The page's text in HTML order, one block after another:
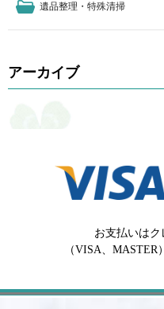
遺品整理・特殊清掃
アーカイブ
お支払いは
（VISA、MASTER